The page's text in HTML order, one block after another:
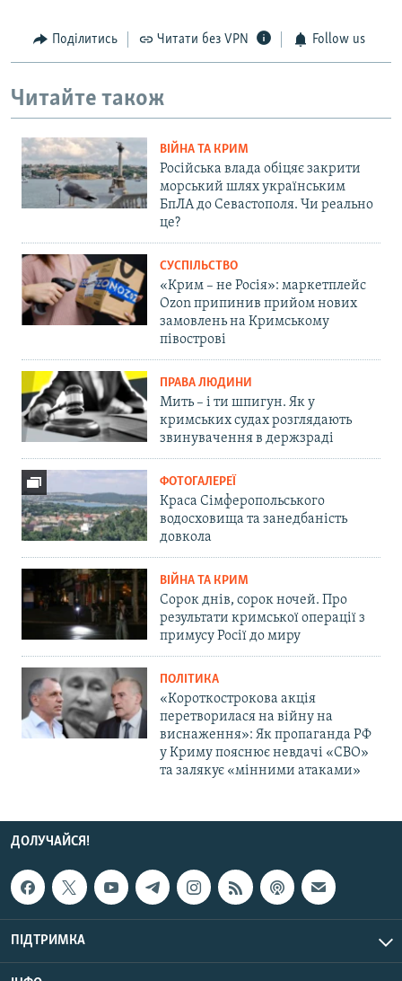
Поділитись Читати без VPN Follow us
Читайте також
ВІЙНА ТА КРИМ
Російська влада обіцяє закрити
морський шлях українським
БпЛА до Севастополя. Чи реально
це?
СУСПІЛЬСТВО
«Крим – не Росія»: маркетплейс
Ozon припинив прийом нових
замовлень на Кримському
півострові
ПРАВА ЛЮДИНИ
Мить – і ти шпигун. Як у
кримських судах розглядають
звинувачення в держзраді
ФОТОГАЛЕРЕЇ
Краса Сімферопольського
водосховища та занедбаність
довкола
ВІЙНА ТА КРИМ
Сорок днів, сорок ночей. Про
результати кримської операції з
примусу Росії до миру
ПОЛІТИКА
«Короткострокова акція
перетворилася на війну на
виснаження»: Як пропаганда РФ
у Криму пояснює невдачі «СВО»
та залякує «мінними атаками»
ДОЛУЧАЙСЯ!
ПІДТРИМКА